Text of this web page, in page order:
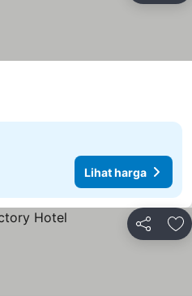
Lihat harga
Bagikan